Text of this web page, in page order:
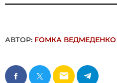
АВТОР: FОMКА ВЕДМЕДЕНКО
email